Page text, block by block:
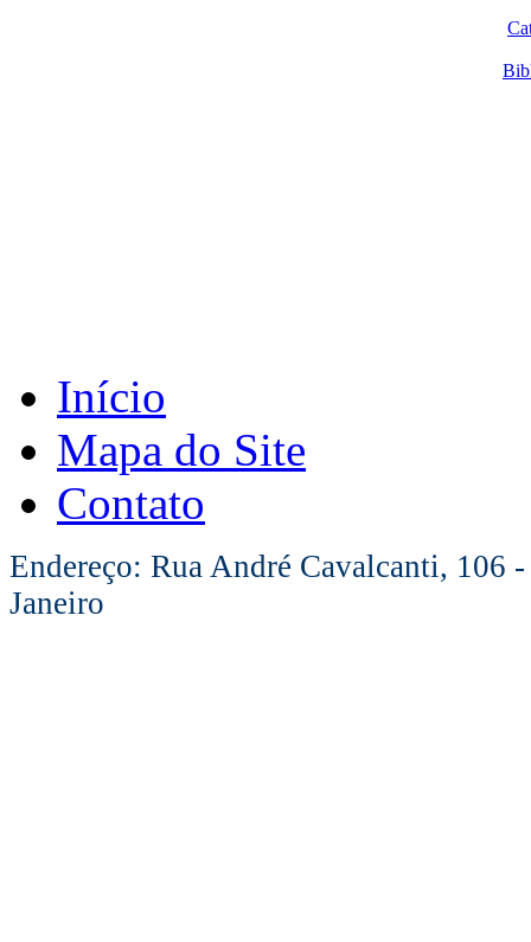
Início
Mapa do Site
Contato
Endereço: Rua André Cavalcanti, 106
Janeiro